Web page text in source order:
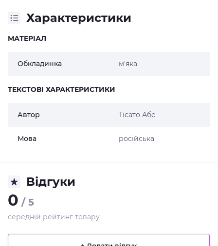
Характеристики
МАТЕРІАЛ
Обкладинка м'яка
ТЕКСТОВІ ХАРАКТЕРИСТИКИ
Автор Тісато Абе
Мова російська
Відгуки
0 / 5
середній рейтинг товару